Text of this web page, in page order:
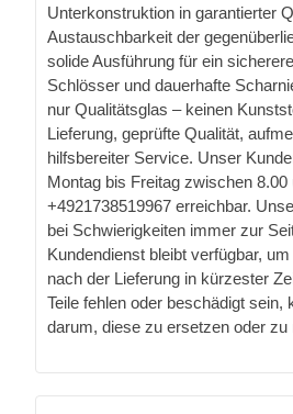
Unterkonstruktion in garantierter
Austauschbarkeit der
solide Ausführung für ein
Schlösser und dauerhafte
nur Qualitätsglas – keinen
Lieferung, geprüfte Qualität,
hilfsbereiter Service. Unser
Montag bis Freitag zwischen
+4921738519967 erreichbar.
bei Schwierigkeiten immer zur
Kundendienst bleibt verfügbar,
nach der Lieferung in kürzester
Teile fehlen oder beschädigt sein,
darum, diese zu ersetzen oder zu